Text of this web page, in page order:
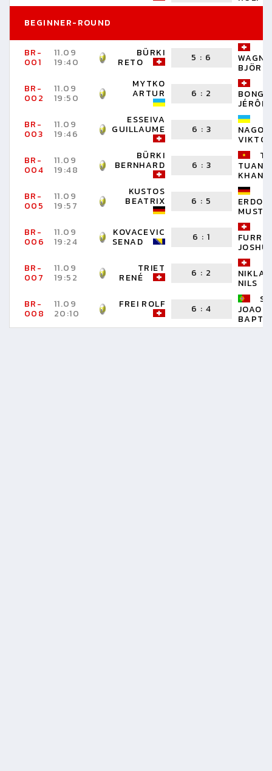
BEGINNER-ROUND
BR-
001
11.09
19:40
BÜRKI
RETO 5 : 6
BJÖRN
BR-
002
11.09
19:50
MYTKO
ARTUR 6 : 2
BR-
003
11.09
19:46
ESSEIVA
GUILLAUME 6 : 3
BR-
004
11.09
19:48
BÜRKI
BERNHARD 6 : 3
TA
TUAN
KHANG
BR-
005
11.09
19:57
KUSTOS
BEATRIX 6 : 5
BR-
006
11.09
19:24
KOVACEVIC
SENAD 6 :1
BR-
007
11.09
19:52
TRIET
RENÉ 6 : 2
NILS
BR-
008
11.09
20:10
FREI ROLF 6 :4
JOAO